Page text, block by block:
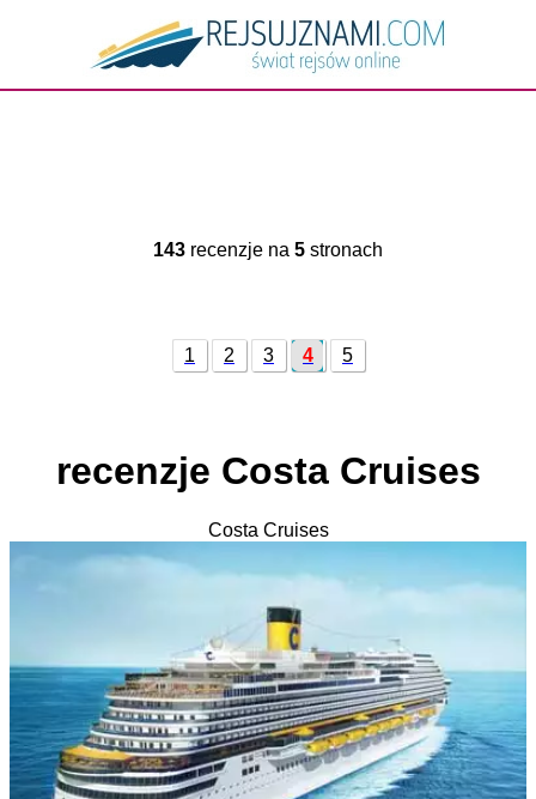
143 recenzje na 5 stronach
1 2 3 4 5
recenzje Costa Cruises
Costa Cruises